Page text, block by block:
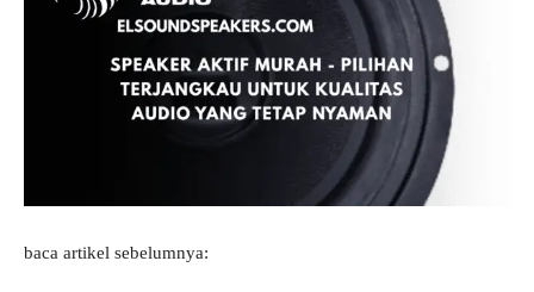
baca artikel sebelumnya: